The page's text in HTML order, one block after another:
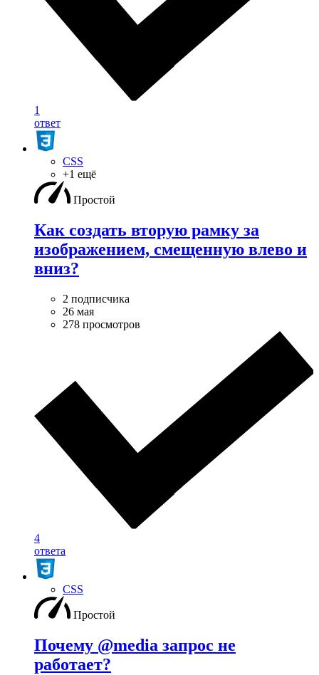
1
ответ
CSS
+1 ещё
Простой
Как создать вторую рамку за
изображением, смещенную влево и
вниз?
2 подписчика
26 мая
278 просмотров
4
ответа
CSS
Простой
Почему @media запрос не
работает?